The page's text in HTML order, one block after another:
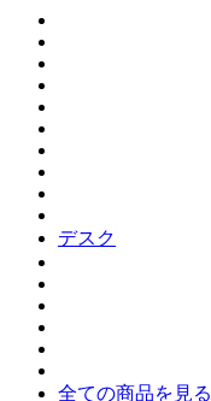
デスク
全ての商品を見る